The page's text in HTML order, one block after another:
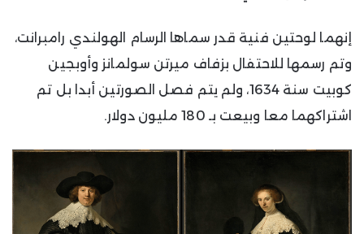
إنهما لوحتين فنية قدر سماها الرسام الهولندي رامبرانت،
وتم رسمها للاحتفال بزفاف ميرتن سولمانز وأوبجين
كوبيت سنة 1634، ولم يتم فصل الصورتين أبدا بل تم
اشتراكهما معا وبيعت بـ 180 مليون دولار.